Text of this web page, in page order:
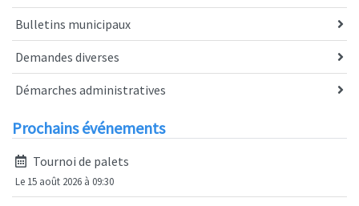
Bulletins municipaux
Demandes diverses
Démarches administratives
Prochains événements
Tournoi de palets
Le 15 août 2026 à 09:30